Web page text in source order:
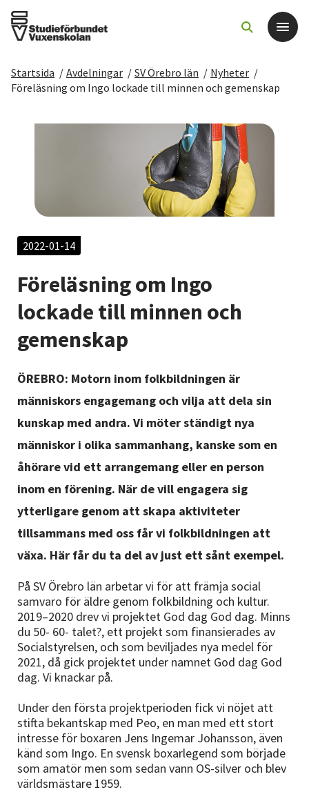
Det här gör vi
För dig som
Sök kurser och evenemang
Om SV
Starta studiecirkel
Cirkelledare
Nyheter
Avdelningar
Startsida / Avdelningar / SV Örebro län / Nyheter /
Föreläsning om Ingo lockade till minnen och gemenskap
2022-01-14
Föreläsning om Ingo
lockade till minnen och
gemenskap
ÖREBRO: Motorn inom folkbildningen är
människors engagemang och vilja att dela sin
kunskap med andra. Vi möter ständigt nya
människor i olika sammanhang, kanske som en
åhörare vid ett arrangemang eller en person
inom en förening. När de vill engagera sig
ytterligare genom att skapa aktiviteter
tillsammans med oss får vi folkbildningen att
växa. Här får du ta del av just ett sånt exempel.
På SV Örebro län arbetar vi för att främja social
samvaro för äldre genom folkbildning och kultur.
2019–2020 drev vi projektet God dag God dag. Minns
du 50- 60- talet?, ett projekt som finansierades av
Socialstyrelsen, och som beviljades nya medel för
2021, då gick projektet under namnet God dag God
dag. Vi knackar på.
Under den första projektperioden fick vi nöjet att
stifta bekantskap med Peo, en man med ett stort
intresse för boxaren Jens Ingemar Johansson, även
känd som Ingo. En svensk boxarlegend som började
som amatör men som sedan vann OS-silver och blev
världsmästare 1959.